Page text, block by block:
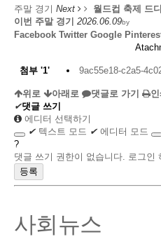
주말 경기 Next
월드컵 축제 드
이번 주말 경기 2026.06.09by
Facebook Twitter Google
첨부 '1' 9ac55e18-c2a5-
위로 아래로 댓글로 가기 인
✔댓글 쓰기
에디터 선택하기
✔ 텍스트 모드 ✔ 에디터 모드
?
댓글 쓰기 권한이 없습니다. 로그인
사회뉴스